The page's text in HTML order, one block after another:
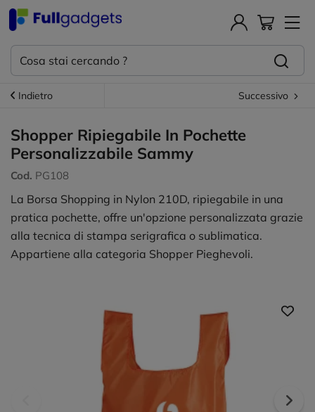
Indietro Successivo
Shopper Ripiegabile In Pochette
Personalizzabile Sammy
Cod. PG108
La Borsa Shopping in Nylon 210D, ripiegabile in una
pratica pochette, offre un'opzione personalizzata grazie
alla tecnica di stampa serigrafica o sublimatica.
Appartiene alla categoria Shopper Pieghevoli.